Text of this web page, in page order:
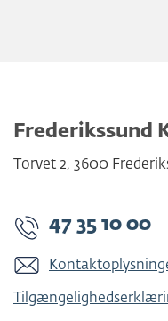
Frederikssund
Torvet 2, 3600
47 35 10 00